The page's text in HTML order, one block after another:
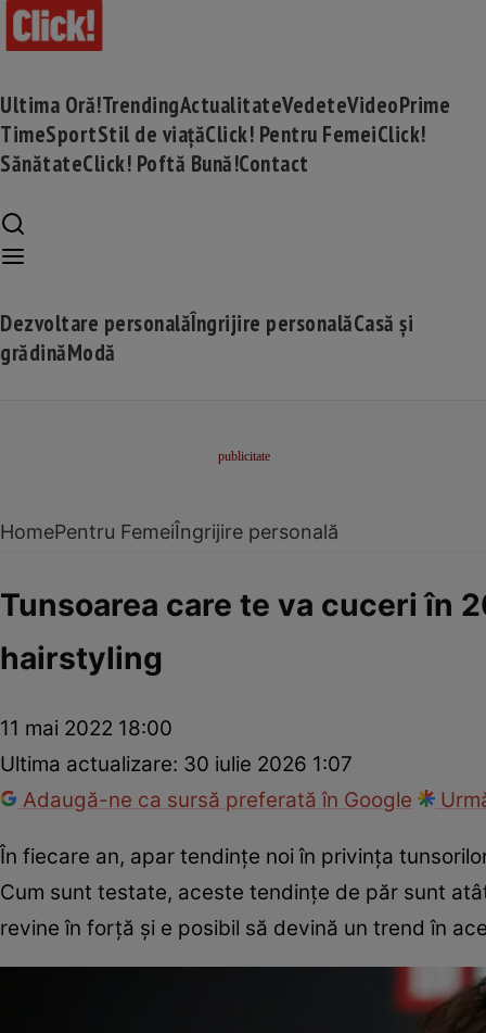
Ultima Oră!TrendingActualitateVedeteVideoPrime
TimeSportStil de viațăClick! Pentru FemeiClick!
SănătateClick! Poftă Bună!Contact
Dezvoltare personalăÎngrijire personalăCasă și
grădinăModă
HomePentru FemeiÎngrijire personală
Tunsoarea care te va cuceri în
hairstyling
11 mai 2022 18:00
Ultima actualizare: 30 iulie 2026 1:07
Adaugă-ne ca sursă preferată în Google
În fiecare an, apar tendințe noi în privinţa
Cum sunt testate, aceste tendințe de păr sunt
revine în forţă şi e posibil să devină un trend în